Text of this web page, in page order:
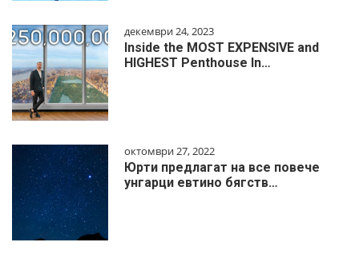
декември 24, 2023
Inside the MOST EXPENSIVE and
HIGHEST Penthouse In…
октомври 27, 2022
Юрти предлагат на все повече
унгарци евтино бягств…